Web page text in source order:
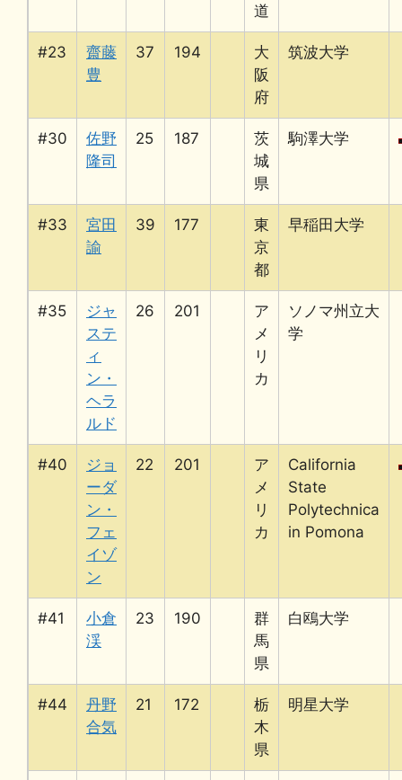
道
#23
齋藤
豊
37 194
大
阪
府
筑波大学
#30
佐野
隆司
25 187
茨
城
県
駒澤大学
#33
宮田
諭
39 177
東
京
都
早稲田大学
#35
ジャ
ステ
ィ
ン・
ヘラ
ルド
26 201
ア
メ
リ
カ
ソノマ州立大
学
#40
ジョ
ーダ
ン・
フェ
イゾ
ン
22 201
ア
メ
リ
カ
California
State
Polytechnica
in Pomona
#41
小倉
渓
23 190
群
馬
県
白鴎大学
#44
丹野
合気
21 172
栃
木
県
明星大学